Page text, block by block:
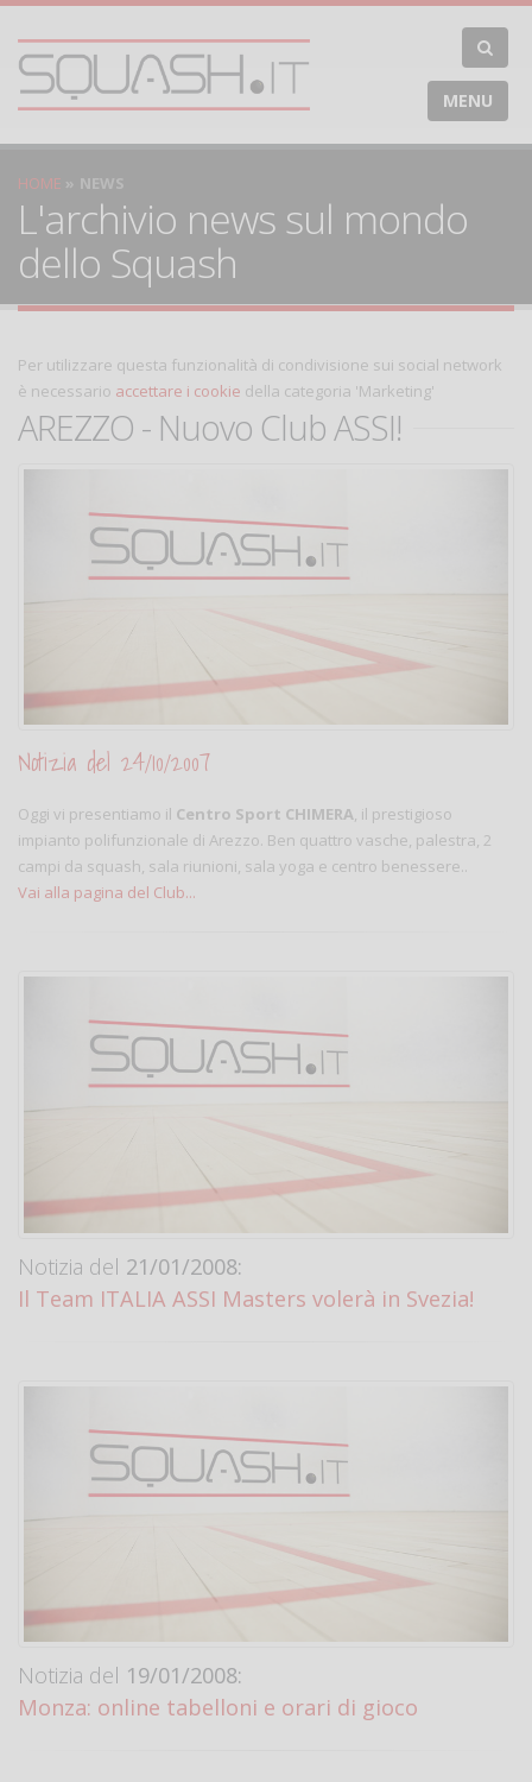
MENU
HOME NEWS
L'archivio news sul mondo
dello Squash
Per utilizzare questa funzionalità di condivisione sui social network
è necessario accettare i cookie della categoria 'Marketing'
AREZZO - Nuovo Club ASSI!
Notizia del 24/10/2007
Oggi vi presentiamo il Centro Sport CHIMERA, il prestigioso
impianto polifunzionale di Arezzo. Ben quattro vasche, palestra, 2
campi da squash, sala riunioni, sala yoga e centro benessere..
Vai alla pagina del Club...
Notizia del 21/01/2008:
Il Team ITALIA ASSI Masters volerà in Svezia!
Notizia del 19/01/2008:
Monza: online tabelloni e orari di gioco